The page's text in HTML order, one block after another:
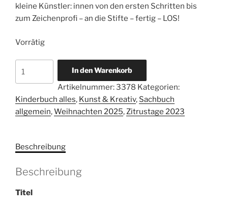
kleine Künstler: innen von den ersten Schritten bis
zum Zeichenprofi – an die Stifte – fertig – LOS!
Vorrätig
Zeichnens
für
Block
Pferde
Menge
In den Warenkorb
Artikelnummer:3378 Kategorien:
Kinderbuch alles, Kunst & Kreativ, Sachbuch
allgemein,Weihnachten 2025,Zitrustage 2023
Beschreibung
Beschreibung
Titel